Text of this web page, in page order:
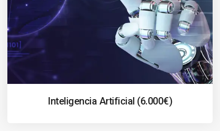
Inteligencia Artificial (6.000€)